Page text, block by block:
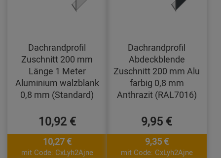
Dachrandprofil
Zuschnitt 200 mm
Länge 1 Meter
Aluminium walzblank
0,8 mm (Standard)
10,92 €
10,27 €
mit Code: CxLyh2Ajne
Dachrandprofil
Abdeckblende
Zuschnitt 200 mm Alu
farbig 0,8 mm
Anthrazit (RAL7016)
9,95 €
9,35 €
mit Code: CxLyh2Ajne